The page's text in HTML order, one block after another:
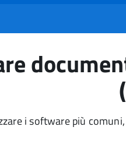
i software più